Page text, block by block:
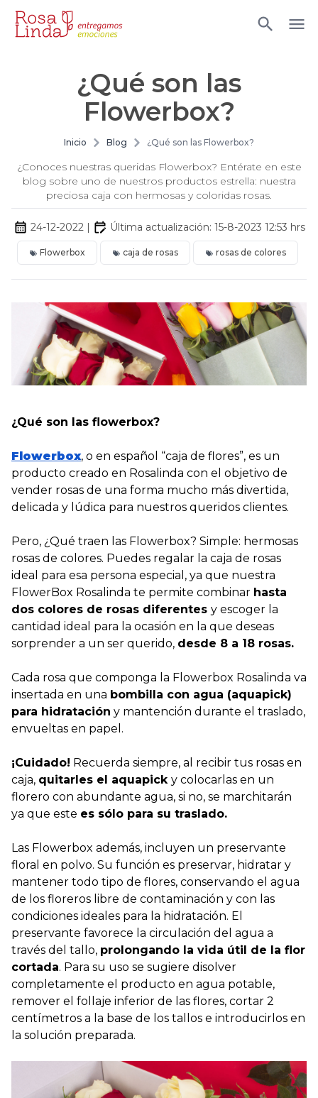
¿Qué son las
Flowerbox?
Inicio Blog ¿Qué son las Flowerbox?
¿Conoces nuestras queridas Flowerbox? Entérate en este
blog sobre uno de nuestros productos estrella: nuestra
preciosa caja con hermosas y coloridas rosas.
24-12-2022| Última actualización: 15-8-2023 12:53 hrs
Flowerbox caja de rosas rosas de colores
¿Qué son las flowerbox?
Flowerbox, o en español “caja de flores”, es un
producto creado en Rosalinda con el objetivo de
vender rosas de una forma mucho más divertida,
delicada y lúdica para nuestros queridos clientes.
Pero, ¿Qué traen las Flowerbox? Simple: hermosas
rosas de colores. Puedes regalar la caja de rosas
ideal para esa persona especial, ya que nuestra
FlowerBox Rosalinda te permite combinar hasta
dos colores de rosas diferentes y escoger la
cantidad ideal para la ocasión en la que deseas
sorprender a un ser querido, desde 8 a 18 rosas.
Cada rosa que componga la Flowerbox Rosalinda va
insertada en una bombilla con agua (aquapick)
para hidratación y mantención durante el traslado,
envueltas en papel.
¡Cuidado! Recuerda siempre, al recibir tus rosas en
caja, quitarles el aquapick y colocarlas en un
florero con abundante agua, si no, se marchitarán
ya que este es sólo para su traslado.
Las Flowerbox además, incluyen un preservante
floral en polvo. Su función es preservar, hidratar y
mantener todo tipo de flores, conservando el agua
de los floreros libre de contaminación y con las
condiciones ideales para la hidratación. El
preservante favorece la circulación del agua a
través del tallo, prolongando la vida útil de la flor
cortada. Para su uso se sugiere disolver
completamente el producto en agua potable,
remover el follaje inferior de las flores, cortar 2
centímetros a la base de los tallos e introducirlos en
la solución preparada.